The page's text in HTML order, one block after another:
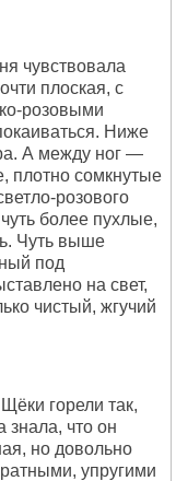
чувствовала
плоская, с
розовыми
Ниже
А между ног —
плотно сомкнутые
розового
более пухлые,
Чуть выше
под
на свет,
чистый, жгучий
горели так,
знала, что он
но довольно
упругими